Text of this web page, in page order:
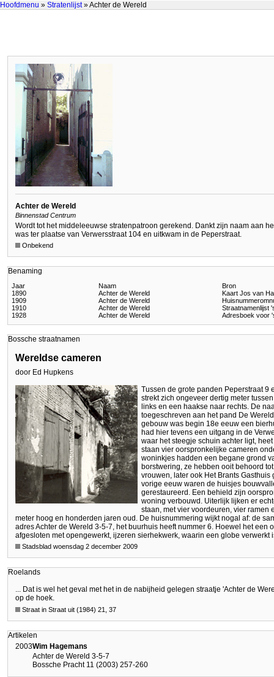
Hoofdmenu » Stratenlijst» Achter de Wereld
Achter de Wereld
Binnenstad Centrum
Wordt tot het middeleeuwse stratenpatroon gerekend. Dankt zijn naam aan
was ter plaatse van Verwersstraat 104 en uitkwam in de Peperstraat.
Onbekend
Benaming
Jaar Naam
Bron
1890
Achter de Wereld
Kaart Jos van
1909
Achter de Wereld
1910
Achter de Wereld
Straatnamenlijst
1928
Achter de Wereld Adresboek voor
Bossche straatnamen
Wereldse cameren
door Ed Hupkens
Tussen de grote panden Peperstraat 9
strekt zich ongeveer dertig meter
links en een haakse naar rechts. De
toegeschreven aan het pand De
gebouw was begin 18e eeuw een
had hier tevens een uitgang in de
waar het steegje schuin achter ligt,
staan vier oorspronkelijke cameren
woninkjes hadden een begane grond
borstwering, ze hebben ooit behoord
vrouwen, later ook Het Brants
vorige eeuw waren de huisjes
gerestaureerd. Een behield zijn
woning verbouwd. Uiterlijk lijken er
staan, met vier voordeuren, vier ramen
meter hoog en honderden jaren oud. De huisnummering wijkt nogal af: de
adres Achter de Wereld 3-5-7, het buurhuis heeft nummer 6. Hoewel het een
afgesloten met opengewerkt, ijzeren sierhekwerk, waarin een globe verwerkt
Stadsblad woensdag 2 december 2009
Roelands
... Dat is wel het geval met het in de nabijheid gelegen straatje 'Achter de
op de hoek.
Straat in Straat uit (1984) 21, 37
Artikelen
2003Wim Hagemans
Achter de Wereld 3-5-7
Bossche Pracht 11 (2003) 257-260